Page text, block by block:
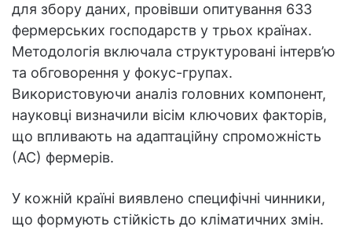
для збору даних, провівши опитування 633
фермерських господарств у трьох країнах.
Методологія включала структуровані інтерв’ю
та обговорення у фокус-групах.
Використовуючи аналіз головних компонент,
науковці визначили вісім ключових факторів,
що впливають на адаптаційну спроможність
(АС) фермерів.
У кожній країні виявлено специфічні чинники,
що формують стійкість до кліматичних змін.